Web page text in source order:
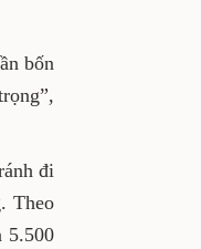
bốn
đi
Theo
5.500